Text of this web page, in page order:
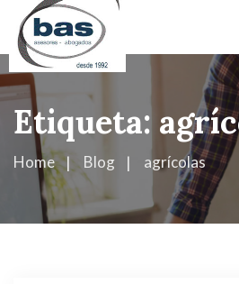
Etiqueta:
Home Blog agrícolas